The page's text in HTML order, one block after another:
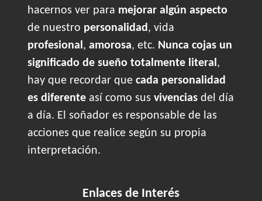
hacernos ver para mejorar algún aspecto
de nuestro personalidad, vida
profesional, amorosa, etc. Nunca cojas un
significado de sueño totalmente literal,
hay que recordar que cada personalidad
es diferente así como sus vivencias del día
a día. El soñador es responsable de las
acciones que realice según su propia
interpretación.
Enlaces de Interés